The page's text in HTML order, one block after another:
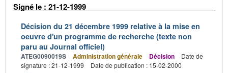
Signé le : 21-12-1999
Décision du 21 décembre 1999 relative à la mise en
oeuvre d'un programme de recherche (texte non
paru au Journal officiel)
ATEG0090019S Administration générale Décision
Date de
signature : 21-12-1999
Date de publication : 15-02-2000